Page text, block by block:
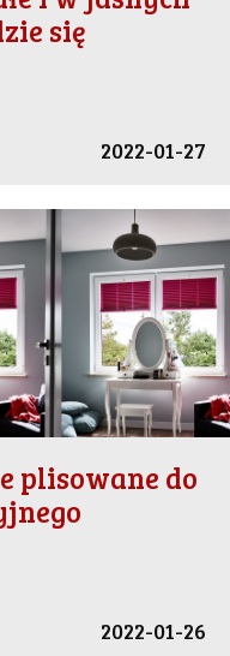
się
2022-01-27
plisowane do
2022-01-26